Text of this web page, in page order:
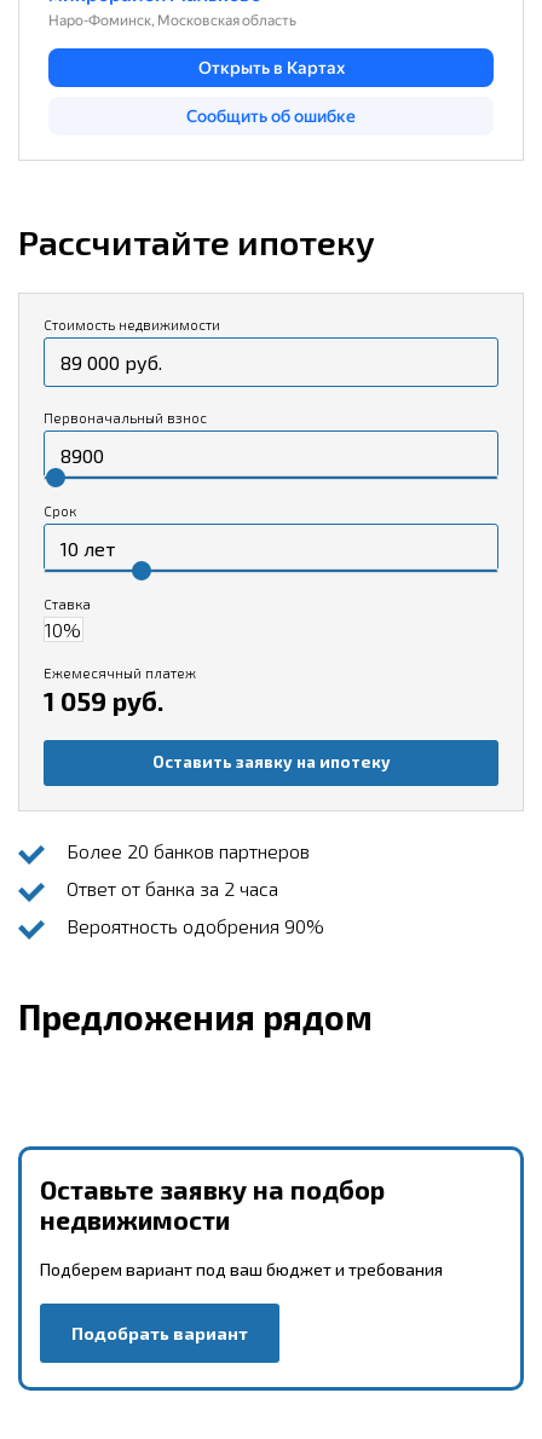
Рассчитайте ипотеку
Стоимость недвижимости
Первоначальный взнос
Срок
Ставка
Ежемесячный платеж
1 059 руб.
Оставить заявку на ипотеку
Более 20 банков партнеров
Ответ от банка за 2 часа
Вероятность одобрения 90%
Предложения рядом
Оставьте заявку на подбор
недвижимости
Подберем вариант под ваш бюджет и требования
Подобрать вариант